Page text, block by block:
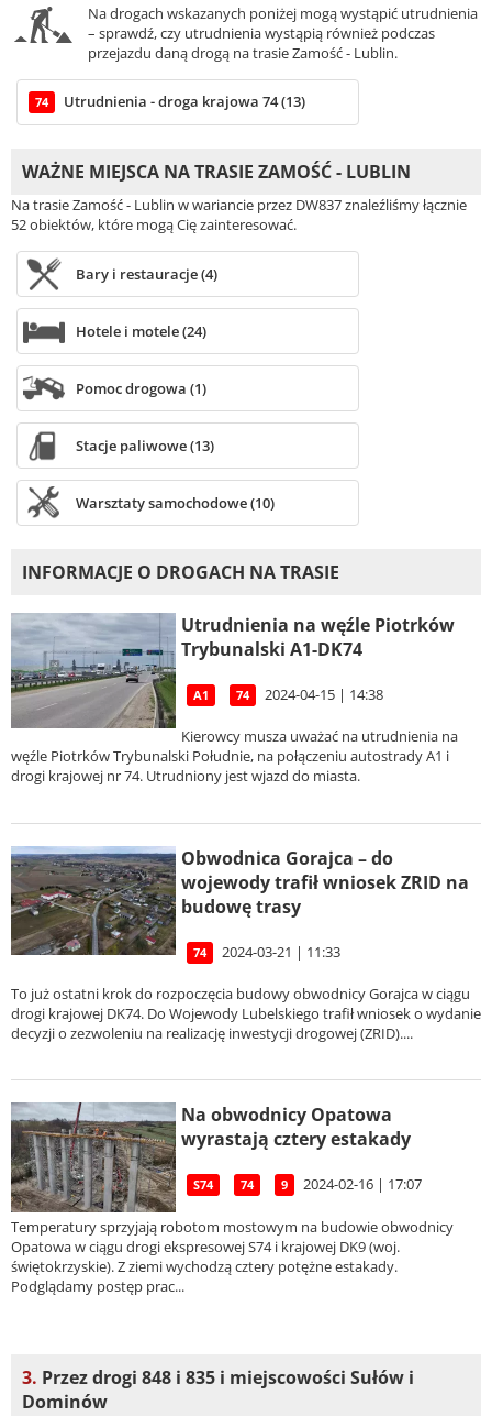
Na drogach wskazanych poniżej mogą wystąpić utrudnienia
– sprawdź, czy utrudnienia wystąpią również podczas
przejazdu daną drogą na trasie Zamość - Lublin.
74 Utrudnienia - droga krajowa 74 (13)
WAŻNE MIEJSCA NA TRASIE ZAMOŚĆ - LUBLIN
Na trasie Zamość - Lublin w wariancie przez DW837 znaleźliśmy łącznie
52 obiektów, które mogą Cię zainteresować.
Bary i restauracje (4)
Hotele i motele (24)
Pomoc drogowa (1)
Stacje paliwowe (13)
Warsztaty samochodowe (10)
INFORMACJE O DROGACH NA TRASIE
Utrudnienia na węźle Piotrków
Trybunalski A1-DK74
A1 74 2024-04-15 | 14:38
Kierowcy musza uważać na utrudnienia na
węźle Piotrków Trybunalski Południe, na połączeniu autostrady A1 i
drogi krajowej nr 74. Utrudniony jest wjazd do miasta.
Obwodnica Gorajca – do
wojewody trafił wniosek ZRID na
budowę trasy
74 2024-03-21 | 11:33
To już ostatni krok do rozpoczęcia budowy obwodnicy Gorajca w ciągu
drogi krajowej DK74. Do Wojewody Lubelskiego trafił wniosek o wydanie
decyzji o zezwoleniu na realizację inwestycji drogowej (ZRID)....
Na obwodnicy Opatowa
wyrastają cztery estakady
S74 74 9 2024-02-16 | 17:07
Temperatury sprzyjają robotom mostowym na budowie obwodnicy
Opatowa w ciągu drogi ekspresowej S74 i krajowej DK9 (woj.
świętokrzyskie). Z ziemi wychodzą cztery potężne estakady.
Podglądamy postęp prac...
3. Przez drogi 848 i 835 i miejscowości Sułów i
Dominów